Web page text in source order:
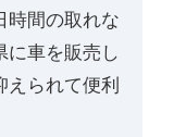
時間の取れな
に車を販売し
えられて便利